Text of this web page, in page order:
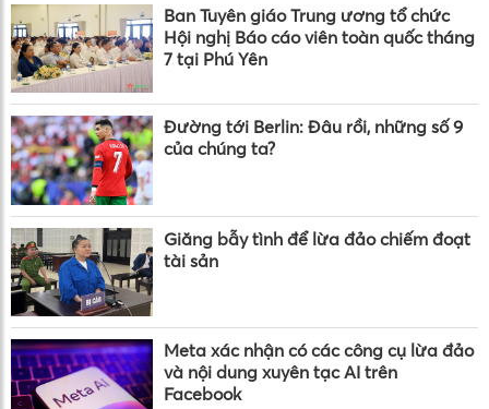
Ban Tuyên giáo Trung ương tổ chức
Hội nghị Báo cáo viên toàn quốc tháng
7 tại Phú Yên
Đường tới Berlin: Đâu rồi, những số 9
của chúng ta?
Giăng bẫy tình để lừa đảo chiếm đoạt
tài sản
Meta xác nhận có các công cụ lừa đảo
và nội dung xuyên tạc AI trên
Facebook